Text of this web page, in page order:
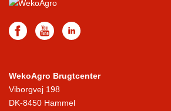
WekoAgro Brugtcenter
Viborgvej 198
DK-8450 Hammel